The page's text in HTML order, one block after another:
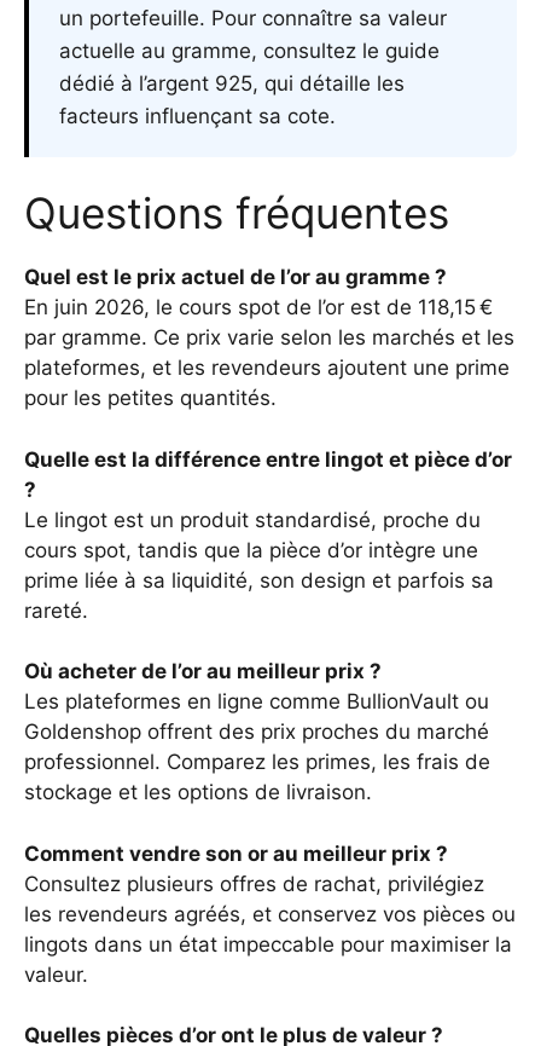
un portefeuille. Pour connaître sa valeur
actuelle au gramme, consultez le guide
dédié à l’argent 925, qui détaille les
facteurs influençant sa cote.
Questions fréquentes
Quel est le prix actuel de l’or au gramme ?
En juin 2026, le cours spot de l’or est de 118,15 €
par gramme. Ce prix varie selon les marchés et les
plateformes, et les revendeurs ajoutent une prime
pour les petites quantités.
Quelle est la différence entre lingot et pièce d’or
?
Le lingot est un produit standardisé, proche du
cours spot, tandis que la pièce d’or intègre une
prime liée à sa liquidité, son design et parfois sa
rareté.
Où acheter de l’or au meilleur prix ?
Les plateformes en ligne comme BullionVault ou
Goldenshop offrent des prix proches du marché
professionnel. Comparez les primes, les frais de
stockage et les options de livraison.
Comment vendre son or au meilleur prix ?
Consultez plusieurs offres de rachat, privilégiez
les revendeurs agréés, et conservez vos pièces ou
lingots dans un état impeccable pour maximiser la
valeur.
Quelles pièces d’or ont le plus de valeur ?